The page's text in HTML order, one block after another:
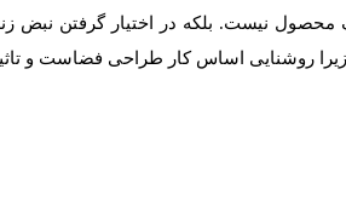
نیست. بلکه در اختیار گرفتن
روشنایی اساس کار طراحی فضاست و